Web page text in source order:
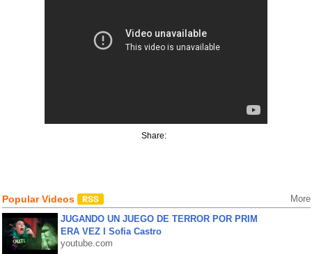
Share:
Popular Videos More
JUGANDO UN JUEGO DE TERROR POR PRIM
ERA VEZ l Sofia Castro
youtube.com